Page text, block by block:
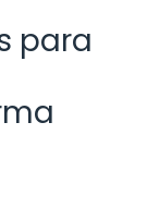
para